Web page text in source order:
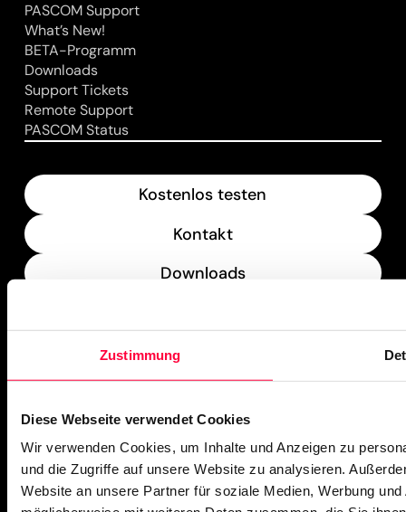
Zustimmung
Diese Webseite verwendet Cookies
Wir verwenden Cookies, um Inhalte und Anzeigen zu
und die Zugriffe auf unsere Website zu analysieren.
Website an unsere Partner für soziale Medien, Werbung
PASCOM Support
What’s New!
BETA-Programm
Downloads
Support Tickets
Remote Support
PASCOM Status
Kostenlos testen
Kontakt
Downloads
PASCOM Service Monitor